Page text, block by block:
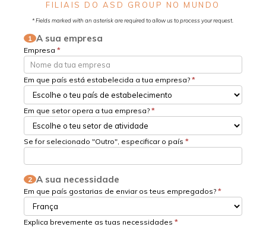
FILIAIS DO ASD GROUP NO MUNDO
* Fields marked with an asterisk are required to allow us to process your request.
1 A sua empresa
Empresa *
Em que país está estabelecida a tua empresa? *
Em que setor opera a tua empresa? *
Se for selecionado "Outro", especificar o país *
2 A sua necessidade
Em que país gostarias de enviar os teus empregados? *
Explica brevemente as tuas necessidades *